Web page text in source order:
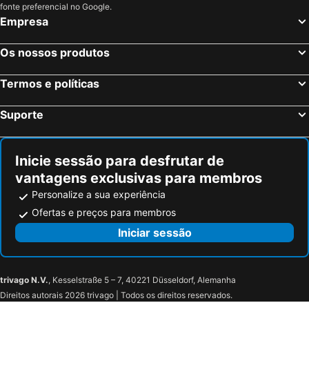
fonte preferencial no Google.
Empresa
Os nossos produtos
Termos e políticas
Suporte
Inicie sessão para desfrutar de
vantagens exclusivas para membros
Personalize a sua experiência
Ofertas e preços para membros
Iniciar sessão
trivago N.V., Kesselstraße 5 – 7, 40221 Düsseldorf, Alemanha
Direitos autorais 2026 trivago | Todos os direitos reservados.